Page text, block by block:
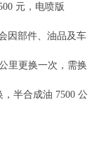
元，电喷版
因部件、油品及车
里更换一次，需换
半合成油 7500 公